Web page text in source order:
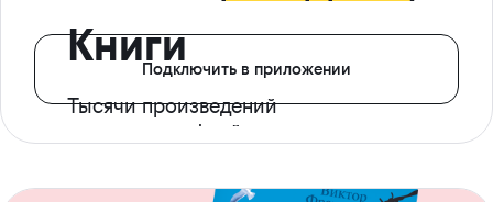
Книги
Тысячи произведений
с доступом офлайн
Подключить в приложении